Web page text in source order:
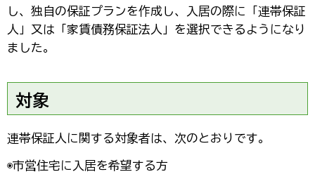
し、独自の保証プランを作成し、入居の際に「連帯保証
人」又は「家賃債務保証法人」を選択できるようになり
ました。
対象
連帯保証人に関する対象者は、次のとおりです。
◉市営住宅に入居を希望する方